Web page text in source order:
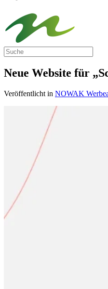
Neue Website für
Veröffentlicht in NOWAK